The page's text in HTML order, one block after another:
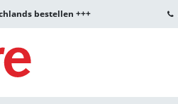
bestellen +++